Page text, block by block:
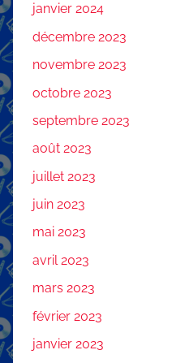
janvier 2024
décembre 2023
novembre 2023
octobre 2023
septembre 2023
août 2023
juillet 2023
juin 2023
mai 2023
avril 2023
mars 2023
février 2023
janvier 2023